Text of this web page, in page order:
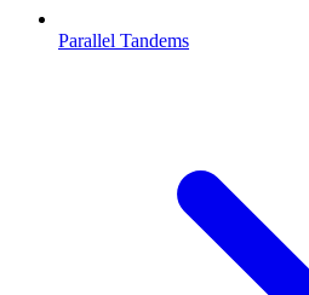
Parallel Tandems